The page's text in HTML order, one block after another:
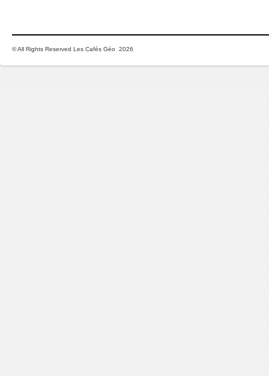
© All Rights Reserved Les Cafés Géo 2026